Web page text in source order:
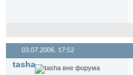
03.07.2006, 17:52
tasha